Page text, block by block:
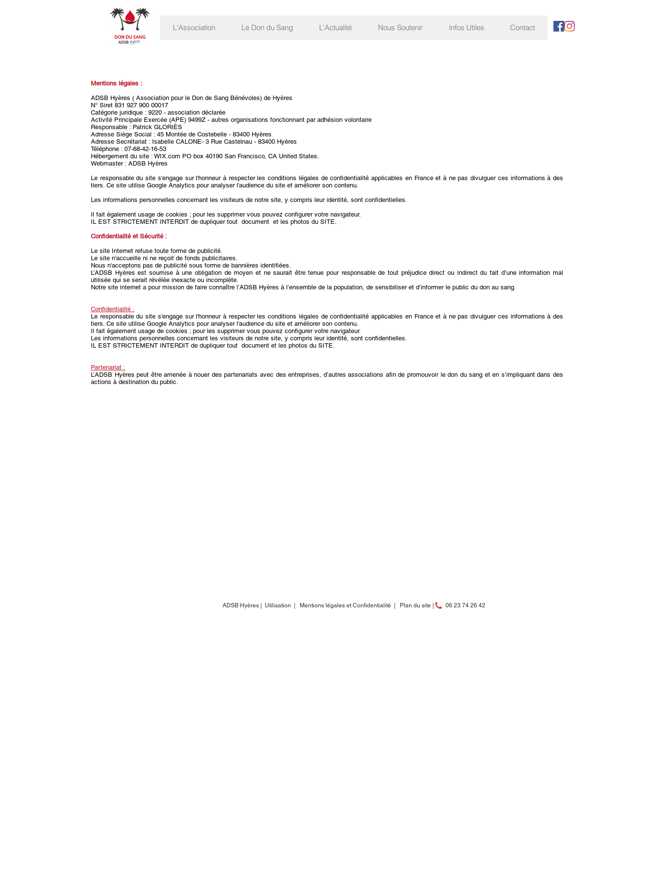
L'Association Le Don du Sang L'Actualité Nous Soutenir Infos Utiles Contact
Mentions légales :
ADSB Hyères ( Association pour le Don de Sang Bénévoles) de Hyères
N° Siret 831 927 900 00017
Catégorie juridique : 9220 - association déclarée
Activité Principale Exercée (APE) 9499Z - autres organisations fonctionnant par adhésion volontaire
Responsable : Patrick GLORIÈS
Adresse Siège Social : 45 Montée de Costebelle - 83400 Hyères
Adresse Secrétariat : Isabelle CALONE- 3 Rue Castelnau - 83400 Hyères
Téléphone : 07-68-42-16-53
Hébergement du site : WIX.com PO box 40190 San Francisco, CA United States.
Webmaster : ADSB Hyères
Le responsable du site s'engage sur l'honneur à respecter les conditions légales de confidentialité applicables en France et à ne pas divulguer ces informations à des
tiers. Ce site utilise Google Analytics pour analyser l'audience du site et améliorer son contenu.
Les informations personnelles concernant les visiteurs de notre site, y compris leur identité, sont confidentielles.
Il fait également usage de cookies ; pour les supprimer vous pouvez configurer votre navigateur.
IL EST STRICTEMENT INTERDIT de dupliquer tout document et les photos du SITE.
Confidentialité et Sécurité :
Le site Internet refuse toute forme de publicité.
Le site n'accueille ni ne reçoit de fonds publicitaires.
Nous n'acceptons pas de publicité sous forme de bannières identifiées.
L’ADSB Hyères est soumise à une obligation de moyen et ne saurait être tenue pour responsable de tout préjudice direct ou indirect du fait d’une information mal
utilisée qui se serait révélée inexacte ou incomplète.
Notre site internet a pour mission de faire connaître l’ADSB Hyères à l’ensemble de la population, de sensibiliser et d’informer le public du don au sang.
Confidentialité :
Le responsable du site s'engage sur l'honneur à respecter les conditions légales de confidentialité applicables en France et à ne pas divulguer ces informations à des
tiers. Ce site utilise Google Analytics pour analyser l'audience du site et améliorer son contenu.
Il fait également usage de cookies ; pour les supprimer vous pouvez configurer votre navigateur.
Les informations personnelles concernant les visiteurs de notre site, y compris leur identité, sont confidentielles.
IL EST STRICTEMENT INTERDIT de dupliquer tout document et les photos du SITE.
Partenariat :
L’ADSB Hyères peut être amenée à nouer des partenariats avec des entreprises, d’autres associations afin de promouvoir le don du sang et en s’impliquant dans des
actions à destination du public.
ADSB Hyères | Utilisation Mentions légales et Confidentialité | Plan du site | 06 23 74 26 42